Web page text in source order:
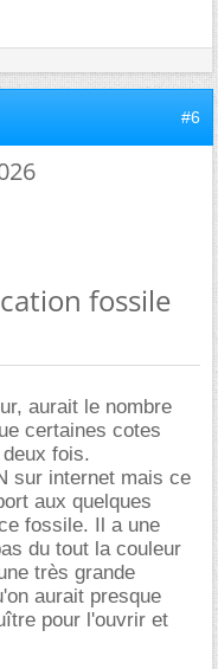
#6
fossile
aurait le nombre
certaines cotes
fois.
sur internet mais ce
aux quelques
fossile. Il a une
du tout la couleur
très grande
aurait presque
pour l'ouvrir et